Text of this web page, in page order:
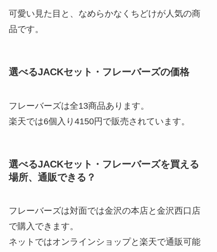
可愛い見た目と、なめらかなくちどけが人気の商
品です。
選べるJACKセット・フレーバーズの価格
フレーバーズは全13商品あります。
楽天では6個入り4150円で販売されています。
選べるJACKセット・フレーバーズを買える
場所、通販できる？
フレーバーズは対面では金沢の本店と金沢西口店
で購入できます。
ネットではオンラインショップと楽天で通販可能